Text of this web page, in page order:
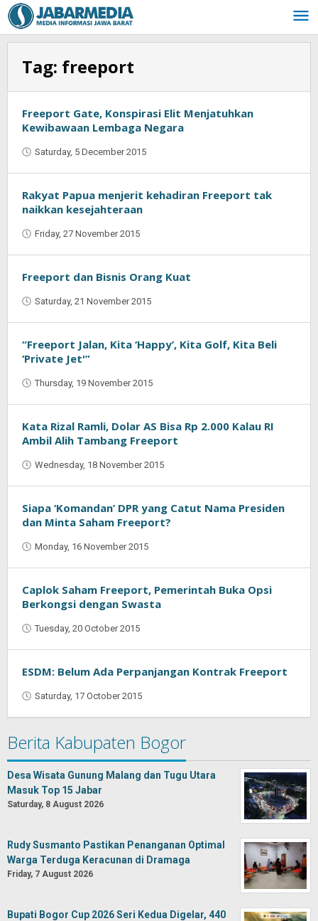
Skip
to
content
Tag: freeport
Freeport Gate, Konspirasi Elit Menjatuhkan
Kewibawaan Lembaga Negara
Saturday, 5 December 2015
Saputra
Rakyat Papua menjerit kehadiran Freeport tak
naikkan kesejahteraan
Friday, 27 November 2015
Saputra
Freeport dan Bisnis Orang Kuat
Saturday, 21 November 2015
Saputra
“Freeport Jalan, Kita ‘Happy’, Kita Golf, Kita Beli
‘Private Jet'”
Thursday, 19 November 2015
Saputra
Kata Rizal Ramli, Dolar AS Bisa Rp 2.000 Kalau RI
Ambil Alih Tambang Freeport
Wednesday, 18 November 2015
Saputra
Siapa ‘Komandan’ DPR yang Catut Nama Presiden
dan Minta Saham Freeport?
Monday, 16 November 2015
Caplok Saham Freeport, Pemerintah Buka Opsi
Berkongsi dengan Swasta
Tuesday, 20 October 2015
ESDM: Belum Ada Perpanjangan Kontrak Freeport
Saturday, 17 October 2015
Berita Kabupaten Bogor
Desa Wisata Gunung Malang dan Tugu Utara
Masuk Top 15 Jabar
Saturday, 8 August 2026
Rudy Susmanto Pastikan Penanganan Optimal
Warga Terduga Keracunan di Dramaga
Friday, 7 August 2026
Bupati Bogor Cup 2026 Seri Kedua Digelar, 440